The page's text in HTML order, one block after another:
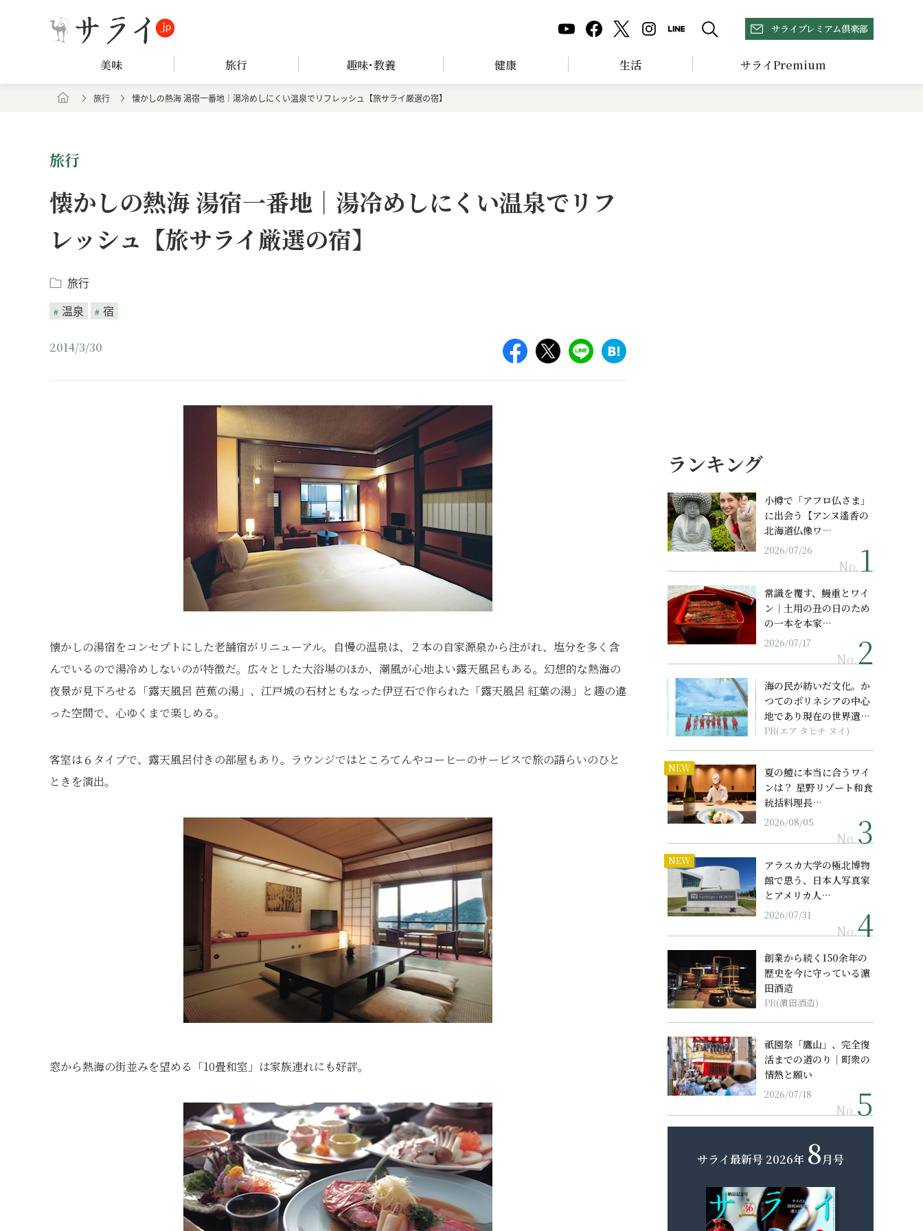
サライプレミアム倶楽部
美味 旅行 趣味･教養 健康 生活 サライPremium
旅行 懐かしの熱海 湯宿一番地｜湯冷めしにくい温泉でリフレッシュ【旅サライ厳選の宿】
旅行
懐かしの熱海 湯宿一番地｜湯冷めしにくい温泉でリフ
レッシュ【旅サライ厳選の宿】
旅行
温泉
宿
2014/3/30
懐かしの湯宿をコンセプトにした老舗宿がリニューアル。自慢の温泉は、２本の自家源泉から注がれ、塩分を多く含
んでいるので湯冷めしないのが特徴だ。広々とした大浴場のほか、潮風が心地よい露天風呂もある。幻想的な熱海の
夜景が見下ろせる「露天風呂 芭蕉の湯」、江戸城の石材ともなった伊豆石で作られた「露天風呂 紅葉の湯」と趣の違
った空間で、心ゆくまで楽しめる。
客室は６タイプで、露天風呂付きの部屋もあり。ラウンジではところてんやコーヒーのサービスで旅の語らいのひと
ときを演出。
窓から熱海の街並みを望める「10畳和室」は家族連れにも好評。
ランキング
小樽で「アフロ仏さま」
に出会う【アンヌ遙香の
北海道仏像ワ…
2026/07/26
No.
常識を覆す、鰻重とワイ
ン｜土用の丑の日のため
の一本を本家…
2026/07/17
No.
海の民が紡いだ文化。か
つてのポリネシアの中心
地であり現在の世界遺産
からみえてくる...
PR(エア タヒチ ヌイ)
NEW
夏の鱧に本当に合うワイ
ンは？ 星野リゾート和食
統括料理長…
2026/08/05
No.
NEW
アラスカ大学の極北博物
館で思う、日本人写真家
とアメリカ人…
2026/07/31
No.
創業から続く150余年の
歴史を今に守っている濵
田酒造
PR(濵田酒造)
祇園祭「鷹山」、完全復
活までの道のり｜町衆の
情熱と願い
2026/07/18
No.
サライ最新号 2026年 8月号